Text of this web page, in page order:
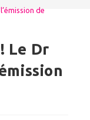
de
Le Dr